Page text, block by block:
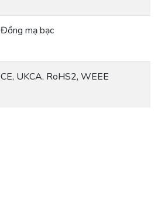
Đồng mạ bạc
CE, UKCA, RoHS2, WEEE